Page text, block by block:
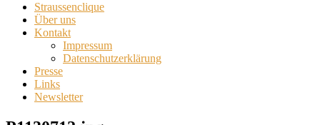
Straussenclique
Über uns
Kontakt
Impressum
Datenschutzerklärung
Presse
Links
Newsletter